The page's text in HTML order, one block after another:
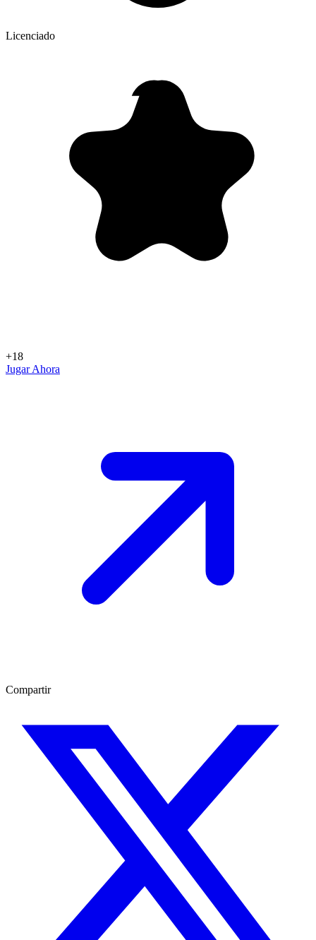
Licenciado
+18
Jugar Ahora
Compartir